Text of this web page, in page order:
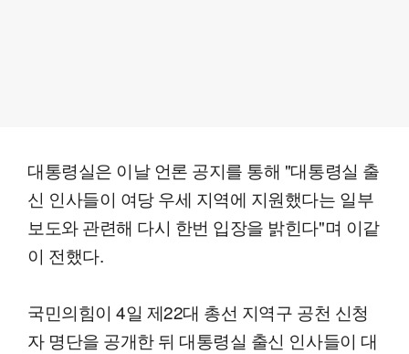
대통령실은 이날 언론 공지를 통해 "대통령실 출
신 인사들이 여당 우세 지역에 지원했다는 일부
보도와 관련해 다시 한번 입장을 밝힌다"며 이같
이 전했다.
국민의힘이 4일 제22대 총선 지역구 공천 신청
자 명단을 공개한 뒤 대통령실 출신 인사들이 대